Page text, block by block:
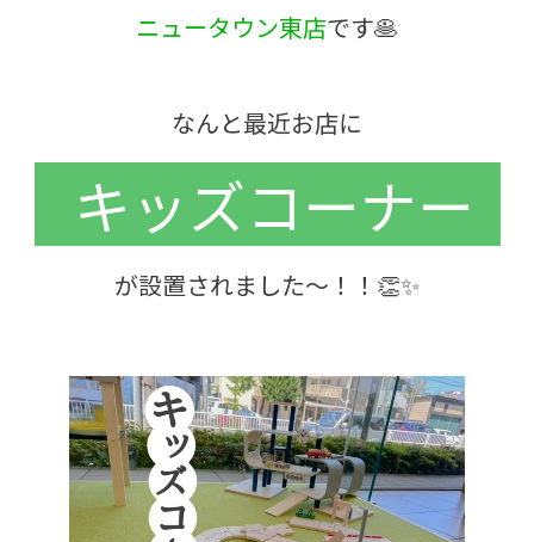
法人のお客様
事故・故障受付センター
0800-080-5365
ニュータウン東店です🥞
なんと最近お店に
キッズコーナー
が設置されました～！！👏✨